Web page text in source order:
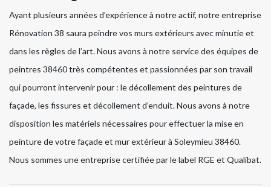
Ayant plusieurs années d’expérience à notre actif, notre entreprise
Rénovation 38 saura peindre vos murs extérieurs avec minutie et
dans les règles de l’art. Nous avons à notre service des équipes de
peintres 38460 très compétentes et passionnées par son travail
qui pourront intervenir pour : le décollement des peintures de
façade, les fissures et décollement d’enduit. Nous avons à notre
disposition les matériels nécessaires pour effectuer la mise en
peinture de votre façade et mur extérieur à Soleymieu 38460.
Nous sommes une entreprise certifiée par le label RGE et Qualibat.